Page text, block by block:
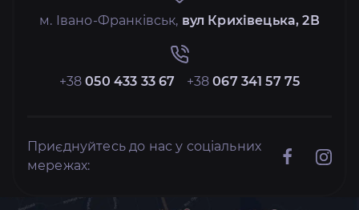
м. Івано-Франківськ, вул Крихівецька, 2В
+38050 433 33 67 +38067 341 57 75
Приєднуйтесь до нас у соціальних
мережах: